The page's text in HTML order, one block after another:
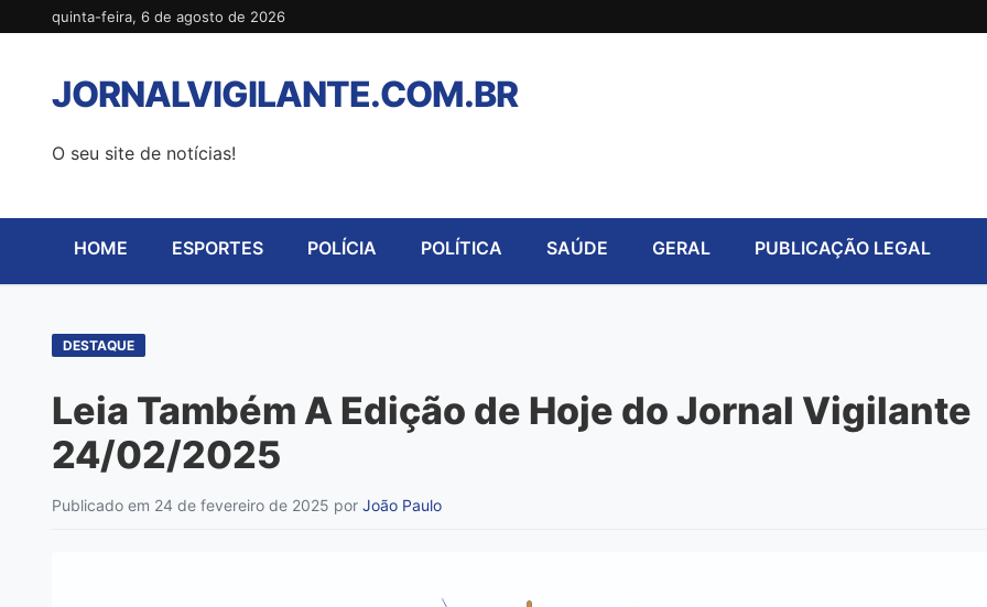
para
conteúdo
quinta-feira, 6 de agosto de 2026
JORNALVIGILANTE.COM.BR
O seu site de notícias!
HOME ESPORTES POLÍCIA POLÍTICA SAÚDE GERAL PUBLICAÇÃO LEGAL
DESTAQUE
Leia Também A Edição de Hoje do Jornal Vigilante
24/02/2025
Publicado em 24 de fevereiro de 2025 por João Paulo